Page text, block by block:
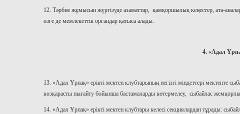
12. Тәрбие жұмысын жүргізуде азаматтар, қамқоршылық кеңестер, ата-
өзге де мемлекеттік органдар қатыса алады.
4. «Адал
13. «Адал Ұрпақ» ерікті мектеп клубтарының негізгі міндеттері мектепте
көзқарасты нығайту бойынша бастамаларды көтермелеу, сыбайлас
14. «Адал Ұрпақ» ерікті мектеп клубтары келесі секциялардан тұрады: